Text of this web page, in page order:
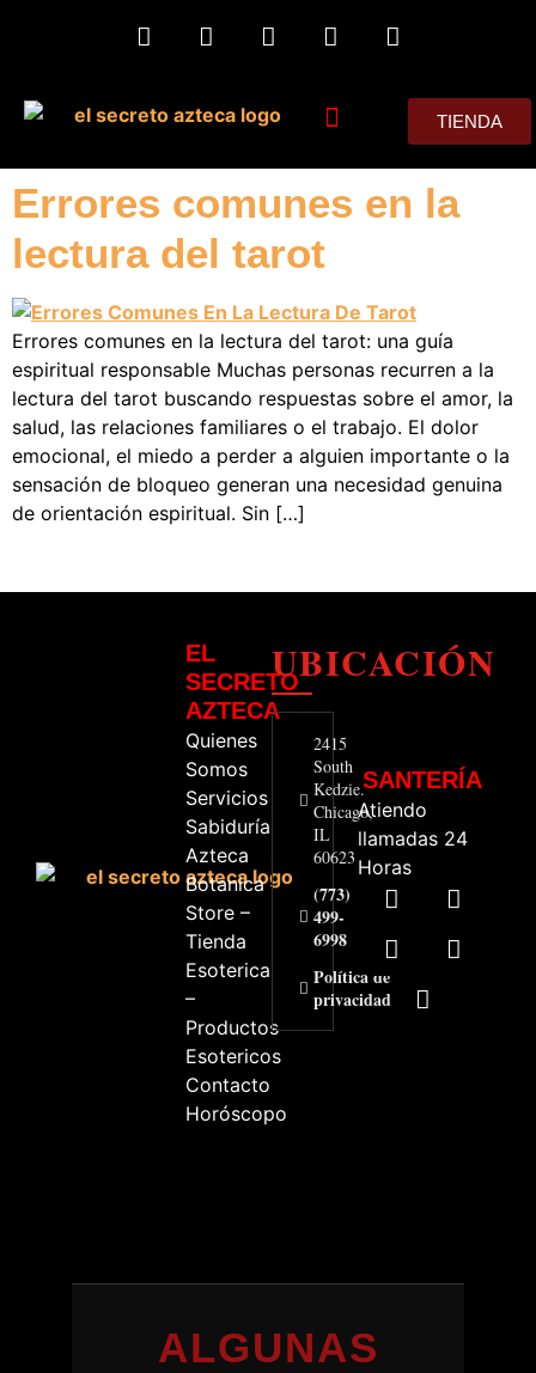
TIENDA
Errores comunes en la
lectura del tarot
Errores comunes en la lectura del tarot: una guía
espiritual responsable Muchas personas recurren a la
lectura del tarot buscando respuestas sobre el amor, la
salud, las relaciones familiares o el trabajo. El dolor
emocional, el miedo a perder a alguien importante o la
sensación de bloqueo generan una necesidad genuina
de orientación espiritual. Sin […]
EL
SECRETO
AZTECA
Quienes
Somos
Servicios
Sabiduría
Azteca
Botanica
Store –
Tienda
Esoterica
–
Productos
Esotericos
Contacto
Horóscopo
UBICACIÓN
2415
South
Kedzie.
Chicago,
IL
60623
(773)
499-
6998
Política de
privacidad
SANTERÍA
Atiendo
llamadas 24
Horas
ALGUNAS